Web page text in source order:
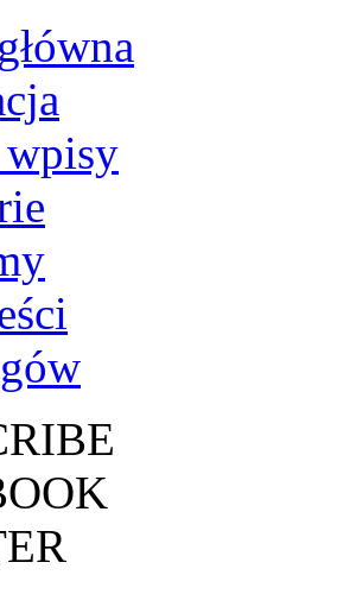
wpisy